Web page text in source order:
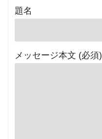
題名
メッセージ本文 (必須)